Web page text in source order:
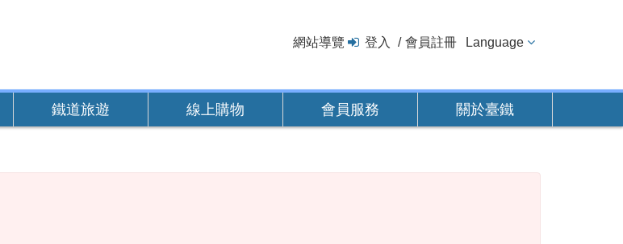
網站導覽 登入 會員註冊 Language
鐵道旅遊 線上購物 會員服務 關於臺鐵